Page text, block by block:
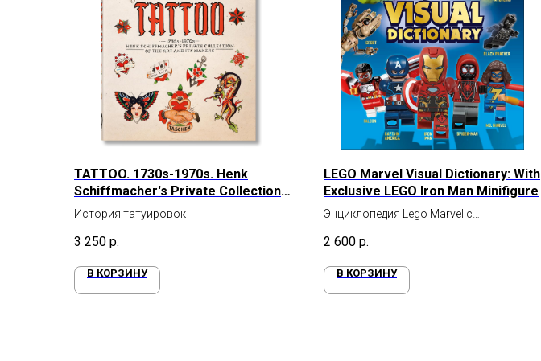
TATTOO. 1730s-1970s. Henk
Schiffmacher's Private Collection.
45th Ed.
История татуировок
3 250 р.
В КОРЗИНУ
LEGO Marvel Visual Dictionary: With
Exclusive LEGO Iron Man Minifigure
Энциклопедия Lego Marvel с
2 600 р.
В КОРЗИНУ